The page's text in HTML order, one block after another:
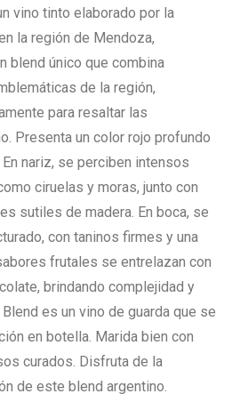
vino tinto elaborado por la
la región de Mendoza,
blend único que combina
de la región,
para resaltar las
Presenta un color rojo profundo
nariz, se perciben intensos
ciruelas y moras, junto con
sutiles de madera. En boca, se
con taninos firmes y una
frutales se entrelazan con
brindando complejidad y
es un vino de guarda que se
en botella. Marida bien con
curados. Disfruta de la
de este blend argentino.